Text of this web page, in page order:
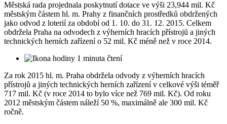
Městská rada projednala poskytnutí dotace ve výši 23,944 mil. Kč
městským částem hl. m. Prahy z finančních prostředků obdržených
jako odvod z loterií za období od 1. 10. do 31. 12. 2015. Celkem
obdržela Praha na odvodech z výherních hracích přístrojů a jiných
technických herních zařízení o 52 mil. Kč méně než v roce 2014.
1 minuta čtení
Za rok 2015 hl. m. Praha obdržela odvody z výherních hracích
přístrojů a jiných technických herních zařízení v celkové výši téměř
717 mil. Kč (v roce 2014 to bylo více než 769 mil. Kč). Od roku
2012 městským částem náleží 50 %, maximálně ale 300 mil. Kč
ročně.